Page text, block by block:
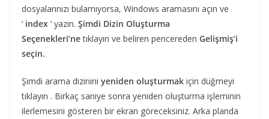
dosyalarınızı bulamıyorsa, Windows aramasını açın ve
‘ index ‘ yazın. Şimdi Dizin Oluşturma
Seçenekleri’netıklayın ve beliren pencereden Gelişmiş’i
seçin.
Şimdi arama dizinini yeniden oluşturmak için düğmeyi
tıklayın . Birkaç saniye sonra yeniden oluşturma işleminin
ilerlemesini gösteren bir ekran göreceksiniz. Arka planda